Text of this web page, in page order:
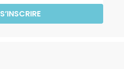
S’INSCRIRE